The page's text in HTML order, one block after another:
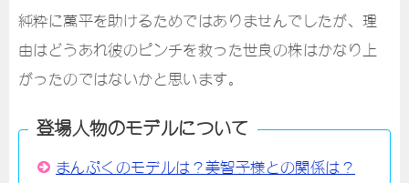
純粋に萬平を助けるためではありませんでしたが、理
由はどうあれ彼のピンチを救った世良の株はかなり上
がったのではないかと思います。
登場人物のモデルについて
まんぷくのモデルは？美智子様との関係は？